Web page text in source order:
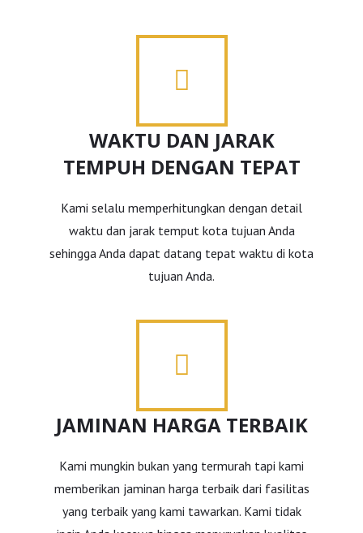
WAKTU DAN JARAK
TEMPUH DENGAN TEPAT
Kami selalu memperhitungkan dengan detail
waktu dan jarak temput kota tujuan Anda
sehingga Anda dapat datang tepat waktu di kota
tujuan Anda.
JAMINAN HARGA TERBAIK
Kami mungkin bukan yang termurah tapi kami
memberikan jaminan harga terbaik dari fasilitas
yang terbaik yang kami tawarkan. Kami tidak